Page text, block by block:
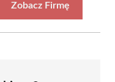
Zobacz Firmę